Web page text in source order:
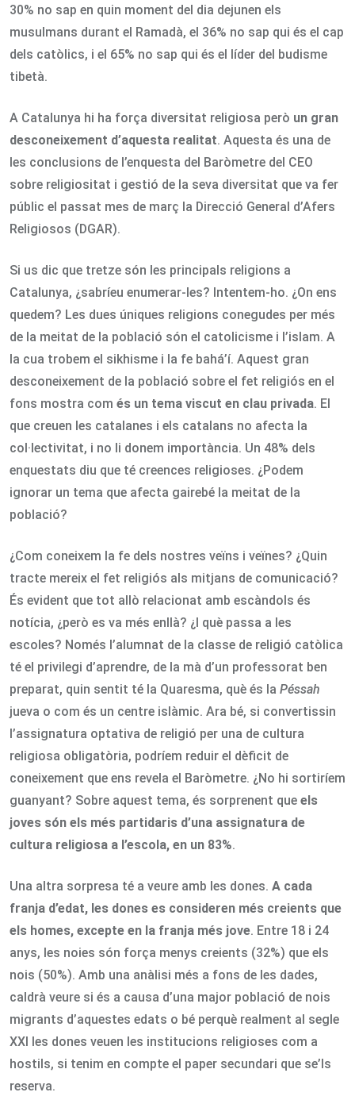
30% no sap en quin moment del dia dejunen els
musulmans durant el Ramadà, el 36% no sap qui és el cap
dels catòlics, i el 65% no sap qui és el líder del budisme
tibetà.
A Catalunya hi ha força diversitat religiosa però un gran
desconeixement d’aquesta realitat. Aquesta és una de
les conclusions de l’enquesta del Baròmetre del CEO
sobre religiositat i gestió de la seva diversitat que va fer
públic el passat mes de març la Direcció General d’Afers
Religiosos (DGAR).
Si us dic que tretze són les principals religions a
Catalunya, ¿sabríeu enumerar-les? Intentem-ho. ¿On ens
quedem? Les dues úniques religions conegudes per més
de la meitat de la població són el catolicisme i l’islam. A
la cua trobem el sikhisme i la fe bahá’í. Aquest gran
desconeixement de la població sobre el fet religiós en el
fons mostra com és un tema viscut en clau privada. El
que creuen les catalanes i els catalans no afecta la
col·lectivitat, i no li donem importància. Un 48% dels
enquestats diu que té creences religioses. ¿Podem
ignorar un tema que afecta gairebé la meitat de la
població?
¿Com coneixem la fe dels nostres veïns i veïnes? ¿Quin
tracte mereix el fet religiós als mitjans de comunicació?
És evident que tot allò relacionat amb escàndols és
notícia, ¿però es va més enllà? ¿I què passa a les
escoles? Només l’alumnat de la classe de religió catòlica
té el privilegi d’aprendre, de la mà d’un professorat ben
preparat, quin sentit té la Quaresma, què és la Péssah
jueva o com és un centre islàmic. Ara bé, si convertissin
l’assignatura optativa de religió per una de cultura
religiosa obligatòria, podríem reduir el dèficit de
coneixement que ens revela el Baròmetre. ¿No hi sortiríem
guanyant? Sobre aquest tema, és sorprenent que els
joves són els més partidaris d’una assignatura de
cultura religiosa a l’escola, en un 83%.
Una altra sorpresa té a veure amb les dones. A cada
franja d’edat, les dones es consideren més creients que
els homes, excepte en la franja més jove. Entre 18 i 24
anys, les noies són força menys creients (32%) que els
nois (50%). Amb una anàlisi més a fons de les dades,
caldrà veure si és a causa d’una major població de nois
migrants d’aquestes edats o bé perquè realment al segle
XXI les dones veuen les institucions religioses com a
hostils, si tenim en compte el paper secundari que se’ls
reserva.